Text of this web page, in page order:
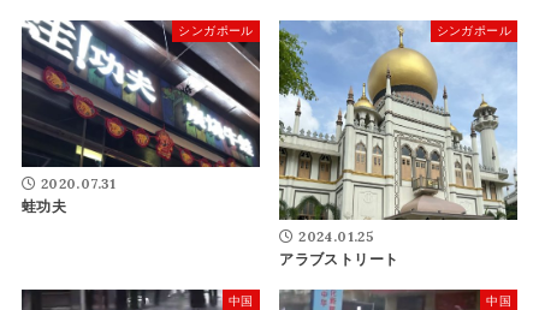
シンガポール
2020.07.31
蛙功夫
シンガポール
2024.01.25
アラブストリート
中国 中国